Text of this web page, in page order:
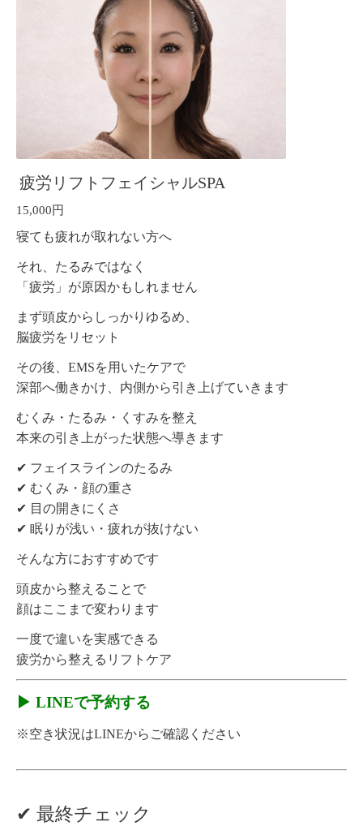
疲労リフトフェイシャルSPA
15,000円
寝ても疲れが取れない方へ
それ、たるみではなく
「疲労」が原因かもしれません
まず頭皮からしっかりゆるめ、
脳疲労をリセット
その後、EMSを用いたケアで
深部へ働きかけ、内側から引き上げていきます
むくみ・たるみ・くすみを整え
本来の引き上がった状態へ導きます
✔ フェイスラインのたるみ
✔ むくみ・顔の重さ
✔ 目の開きにくさ
✔ 眠りが浅い・疲れが抜けない
そんな方におすすめです
頭皮から整えることで
顔はここまで変わります
一度で違いを実感できる
疲労から整えるリフトケア
▶ LINEで予約する
※空き状況はLINEからご確認ください
✔ 最終チェック